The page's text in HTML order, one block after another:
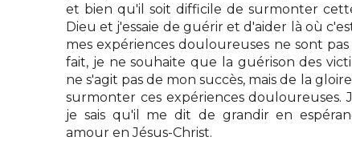
et bien qu'il soit difficile de surmonter
Dieu et j'essaie de guérir et d'aider là où
mes expériences douloureuses ne sont pas
fait, je ne souhaite que la guérison des
ne s'agit pas de mon succès, mais de la
surmonter ces expériences douloureuses.
je sais qu'il me dit de grandir en
amour en Jésus-Christ.